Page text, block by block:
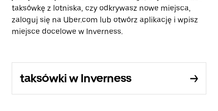
taksówkę z lotniska, czy odkrywasz nowe miejsca,
zaloguj się na Uber.com lub otwórz aplikację i wpisz
miejsce docelowe w Inverness.
taksówki w Inverness